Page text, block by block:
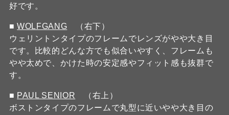
好です。
■WOLFGANG （右下）
ウェリントンタイプのフレームでレンズがやや大き目
です。比較的どんな方でも似合いやすく、フレームも
やや太めで、かけた時の安定感やフィット感も抜群で
す。
■ PAUL SENIOR （右上）
ボストンタイプのフレームで丸型に近いやや大き目の